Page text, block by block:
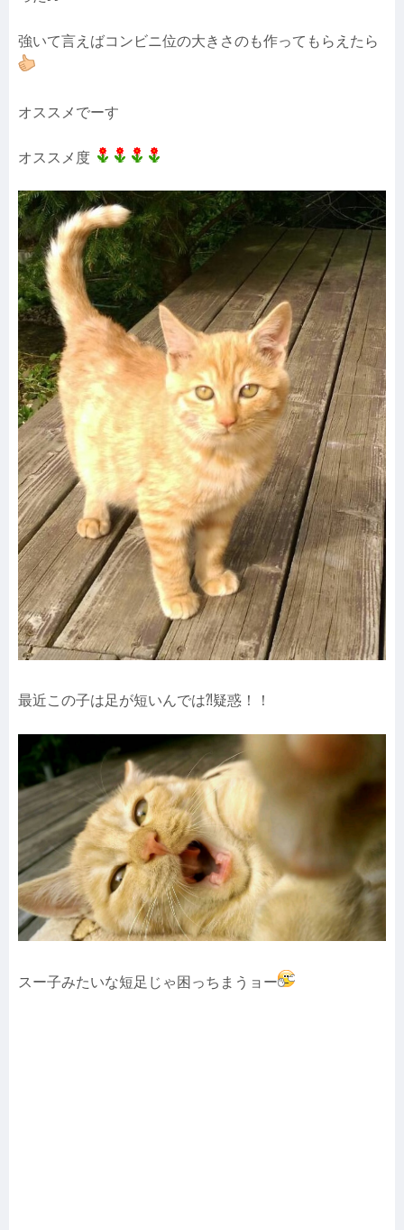
強いて言えばコンビニ位の大きさのも作ってもらえたら
オススメでーす
オススメ度
最近この子は足が短いんでは⁈疑惑！！
スー子みたいな短足じゃ困っちまうョー